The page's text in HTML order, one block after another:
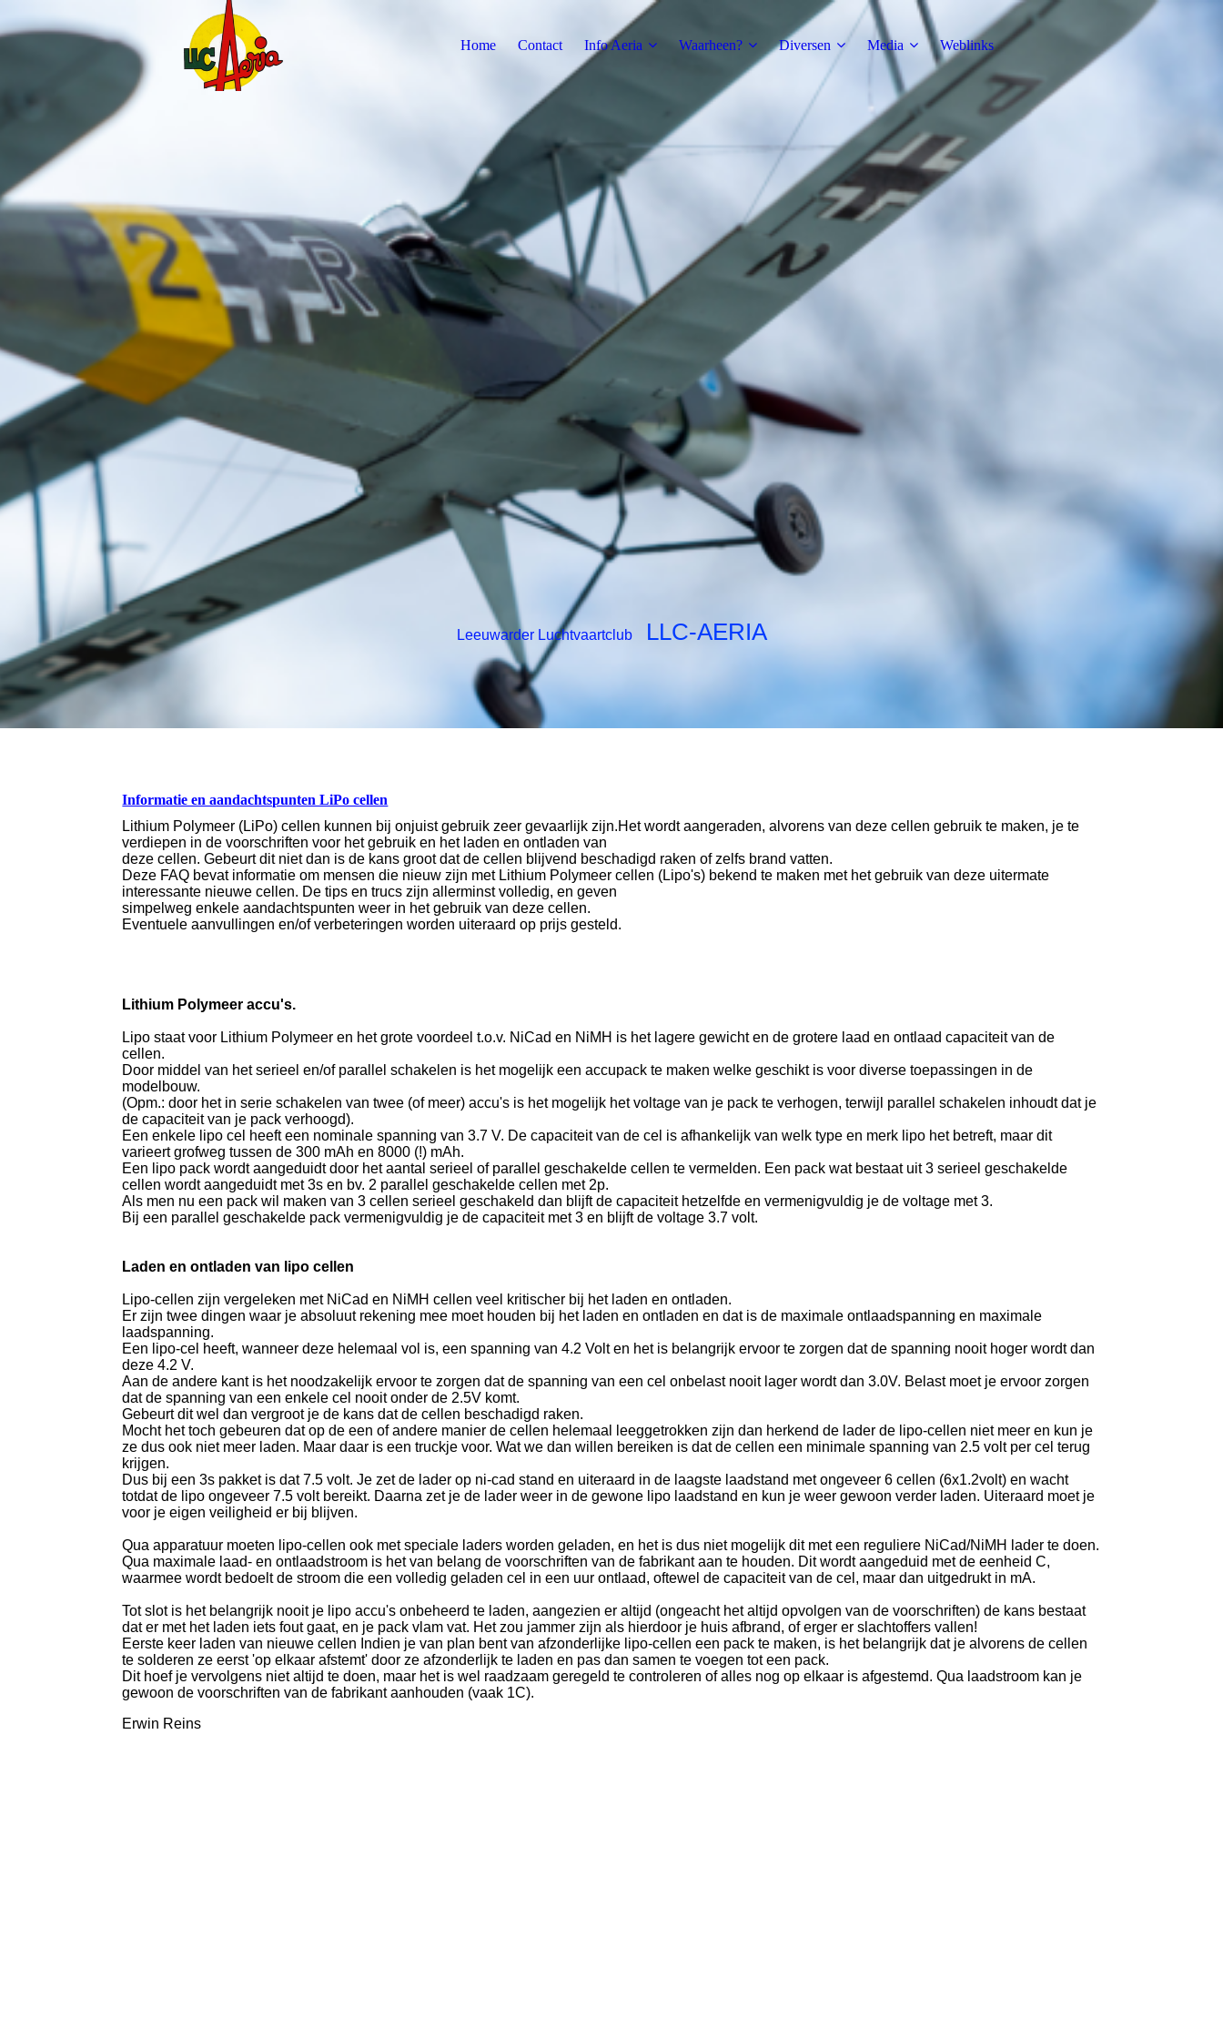
Home Contact Info Aeria Waarheen? Diversen Media Weblinks
Leeuwarder Luchtvaartclub LLC-AERIA
Informatie en aandachtspunten LiPo cellen
Lithium Polymeer (LiPo) cellen kunnen bij onjuist gebruik zeer gevaarlijk zijn.Het wordt aangeraden, alvorens van deze cellen gebruik te maken, je te
verdiepen in de voorschriften voor het gebruik en het laden en ontladen van
deze cellen. Gebeurt dit niet dan is de kans groot dat de cellen blijvend beschadigd raken of zelfs brand vatten.
Deze FAQ bevat informatie om mensen die nieuw zijn met Lithium Polymeer cellen (Lipo's) bekend te maken met het gebruik van deze uitermate
interessante nieuwe cellen. De tips en trucs zijn allerminst volledig, en geven
simpelweg enkele aandachtspunten weer in het gebruik van deze cellen.
Eventuele aanvullingen en/of verbeteringen worden uiteraard op prijs gesteld.
Lithium Polymeer accu's.
Lipo staat voor Lithium Polymeer en het grote voordeel t.o.v. NiCad en NiMH is het lagere gewicht en de grotere laad en ontlaad capaciteit van de
cellen.
Door middel van het serieel en/of parallel schakelen is het mogelijk een accupack te maken welke geschikt is voor diverse toepassingen in de
modelbouw.
(Opm.: door het in serie schakelen van twee (of meer) accu's is het mogelijk het voltage van je pack te verhogen, terwijl parallel schakelen inhoudt dat je
de capaciteit van je pack verhoogd).
Een enkele lipo cel heeft een nominale spanning van 3.7 V. De capaciteit van de cel is afhankelijk van welk type en merk lipo het betreft, maar dit
varieert grofweg tussen de 300 mAh en 8000 (!) mAh.
Een lipo pack wordt aangeduidt door het aantal serieel of parallel geschakelde cellen te vermelden. Een pack wat bestaat uit 3 serieel geschakelde
cellen wordt aangeduidt met 3s en bv. 2 parallel geschakelde cellen met 2p.
Als men nu een pack wil maken van 3 cellen serieel geschakeld dan blijft de capaciteit hetzelfde en vermenigvuldig je de voltage met 3.
Bij een parallel geschakelde pack vermenigvuldig je de capaciteit met 3 en blijft de voltage 3.7 volt.
Laden en ontladen van lipo cellen
Lipo-cellen zijn vergeleken met NiCad en NiMH cellen veel kritischer bij het laden en ontladen.
Er zijn twee dingen waar je absoluut rekening mee moet houden bij het laden en ontladen en dat is de maximale ontlaadspanning en maximale
laadspanning.
Een lipo-cel heeft, wanneer deze helemaal vol is, een spanning van 4.2 Volt en het is belangrijk ervoor te zorgen dat de spanning nooit hoger wordt dan
deze 4.2 V.
Aan de andere kant is het noodzakelijk ervoor te zorgen dat de spanning van een cel onbelast nooit lager wordt dan 3.0V. Belast moet je ervoor zorgen
dat de spanning van een enkele cel nooit onder de 2.5V komt.
Gebeurt dit wel dan vergroot je de kans dat de cellen beschadigd raken.
Mocht het toch gebeuren dat op de een of andere manier de cellen helemaal leeggetrokken zijn dan herkend de lader de lipo-cellen niet meer en kun je
ze dus ook niet meer laden. Maar daar is een truckje voor. Wat we dan willen bereiken is dat de cellen een minimale spanning van 2.5 volt per cel terug
krijgen.
Dus bij een 3s pakket is dat 7.5 volt. Je zet de lader op ni-cad stand en uiteraard in de laagste laadstand met ongeveer 6 cellen (6x1.2volt) en wacht
totdat de lipo ongeveer 7.5 volt bereikt. Daarna zet je de lader weer in de gewone lipo laadstand en kun je weer gewoon verder laden. Uiteraard moet je
voor je eigen veiligheid er bij blijven.
Qua apparatuur moeten lipo-cellen ook met speciale laders worden geladen, en het is dus niet mogelijk dit met een reguliere NiCad/NiMH lader te doen.
Qua maximale laad- en ontlaadstroom is het van belang de voorschriften van de fabrikant aan te houden. Dit wordt aangeduid met de eenheid C,
waarmee wordt bedoelt de stroom die een volledig geladen cel in een uur ontlaad, oftewel de capaciteit van de cel, maar dan uitgedrukt in mA.
Tot slot is het belangrijk nooit je lipo accu's onbeheerd te laden, aangezien er altijd (ongeacht het altijd opvolgen van de voorschriften) de kans bestaat
dat er met het laden iets fout gaat, en je pack vlam vat. Het zou jammer zijn als hierdoor je huis afbrand, of erger er slachtoffers vallen!
Eerste keer laden van nieuwe cellen Indien je van plan bent van afzonderlijke lipo-cellen een pack te maken, is het belangrijk dat je alvorens de cellen
te solderen ze eerst 'op elkaar afstemt' door ze afzonderlijk te laden en pas dan samen te voegen tot een pack.
Dit hoef je vervolgens niet altijd te doen, maar het is wel raadzaam geregeld te controleren of alles nog op elkaar is afgestemd. Qua laadstroom kan je
gewoon de voorschriften van de fabrikant aanhouden (vaak 1C).
Erwin Reins